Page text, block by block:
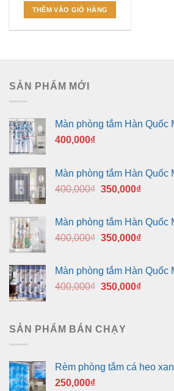
là:
650,000₫.
THÊM VÀO GIỎ HÀNG
SẢN PHẨM MỚI
Màn phòng tắm Hàn Quốc
400,000₫
Màn phòng tắm Hàn Quốc
400,000₫ Giá
400,000₫.
350,000₫Giá
là:
Màn phòng tắm Hàn Quốc
400,000₫ Giá
400,000₫.
350,000₫Giá
là:
Màn phòng tắm Hàn Quốc
400,000₫ Giá
400,000₫.
350,000₫Giá
SẢN PHẨM BÁN CHẠY
Rèm phòng tắm cá heo
250,000₫